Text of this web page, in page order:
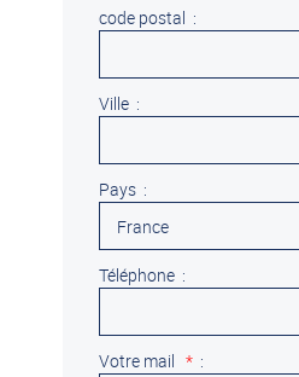
code postal :
Ville :
Pays :
Téléphone :
Votre mail * :